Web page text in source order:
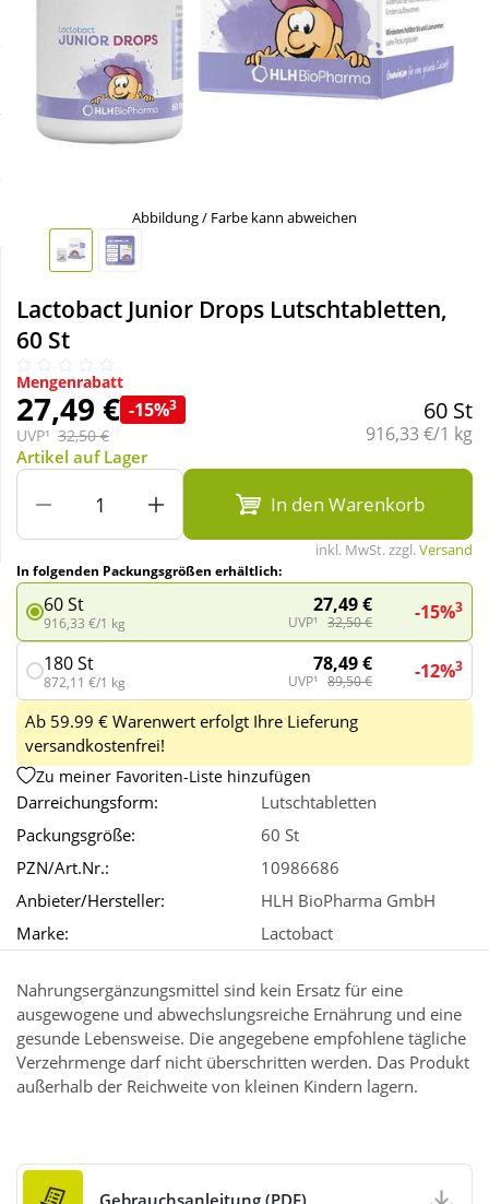
Schnäppchen
Sparsets
Täglich gut versorgt
Körperpflege & Kosmetik
Liebe & Erotik
Mutter & Kind
Nahrungsergänzung
Sanitätshaus
Sport & Fitness
Wellness
Abbildung / Farbe kann abweichen
Lactobact Junior Drops Lutschtabletten,
60 St
Mengenrabatt
27,49 € -15%3
UVP¹ 32,50 €
60 St
Grundpreis:
916,33 €/1 kg
Artikel auf Lager
In den Warenkorb
inkl. MwSt. zzgl.Versand
In folgenden Packungsgrößen erhältlich:
60 St
916,33 €/1 kg
27,49 €
UVP¹ 32,50 € -15%3
180 St
872,11 €/1 kg
78,49 €
UVP¹ 89,50 € -12%3
Ab 59.99 € Warenwert erfolgt Ihre Lieferung
versandkostenfrei!
Zu meiner Favoriten-Liste hinzufügen
Darreichungsform:
Lutschtabletten
Packungsgröße:
60 St
PZN/Art.Nr.:
10986686
Anbieter/Hersteller:
HLH BioPharma GmbH
Marke:
Lactobact
Nahrungsergänzungsmittel sind kein Ersatz für eine
ausgewogene und abwechslungsreiche Ernährung und eine
gesunde Lebensweise. Die angegebene empfohlene tägliche
Verzehrmenge darf nicht überschritten werden. Das Produkt
außerhalb der Reichweite von kleinen Kindern lagern.
Gebrauchsanleitung (PDF)